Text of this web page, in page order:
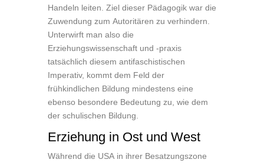
Handeln leiten. Ziel dieser Pädagogik war die
Zuwendung zum Autoritären zu verhindern.
Unterwirft man also die
Erziehungswissenschaft und -praxis
tatsächlich diesem antifaschistischen
Imperativ, kommt dem Feld der
frühkindlichen Bildung mindestens eine
ebenso besondere Bedeutung zu, wie dem
der schulischen Bildung.
Erziehung in Ost und West
Während die USA in ihrer Besatzungszone